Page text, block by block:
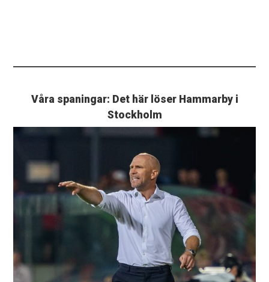
Våra spaningar: Det här löser Hammarby i
Stockholm